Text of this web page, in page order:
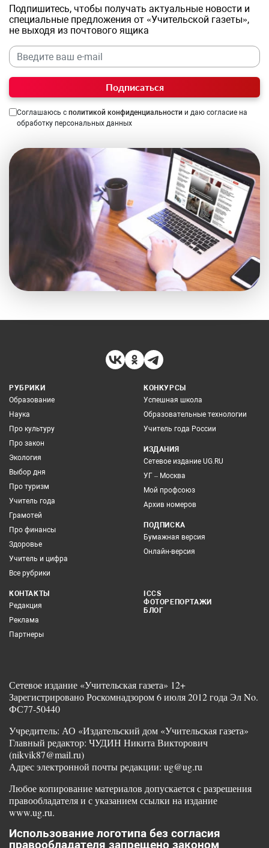
Подпишитесь, чтобы получать актуальные новости и
специальные предложения от «Учительской газеты»,
не выходя из почтового ящика
Подписаться
Соглашаюсь с политикой конфиденциальности и даю согласие на
обработку персональных данных
РУБРИКИ
Образование
Наука
Про культуру
Про закон
Экология
Выбор дня
Про туризм
Учитель года
Грамотей
Про финансы
Здоровье
Учитель и цифра
Все рубрики
КОНКУРСЫ
Успешная школа
Образовательные технологии
Учитель года России
ИЗДАНИЯ
Сетевое издание UG.RU
УГ – Москва
Мой профсоюз
Архив номеров
ПОДПИСКА
Бумажная версия
Онлайн-версия
КОНТАКТЫ
Редакция
Реклама
Партнеры
ICCS
ФОТОРЕПОРТАЖИ
БЛОГ
Сетевое издание «Учительская газета» 12+
Зарегистрировано Роскомнадзором 6 июля 2012 года Эл No.
ФС77-50440
Учредитель: АО «Издательский дом «Учительская газета»
Главный редактор: ЧУДИН Никита Викторович
(nikvik87@mail.ru)
Адрес электронной почты редакции: ug@ug.ru
Любое копирование материалов допускается с разрешения
правообладателя и с указанием ссылки на издание
www.ug.ru.
Использование логотипа без согласия
правообладателя запрещено законом